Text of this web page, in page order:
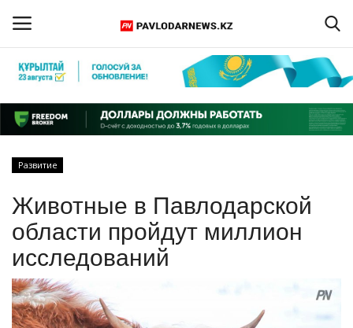
Регистрация
Главная
ПАВЛОДАРСКАЯ ОБЛАСТЬ
КАЗАХСТАН
МИР
Развитие
Животные в Павлодарской
области пройдут миллион
исследований